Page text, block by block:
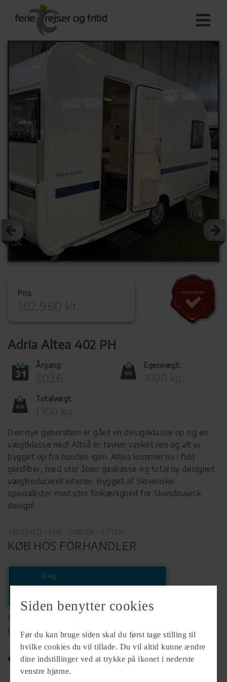
Pris:
Adria Altea 402 PH
Årgang: Egenvægt:
Totalvægt:
Den nye generation er gået en designklasse op og en
vægtklasse ned! Altså er tavlen vasket ren og alt er
bygget op fra bunden igen. Altea kommer nu i fuld
glasfiber, med stor åben gaskasse og total ny designet
vægtreduceret interiør. Bygget af Slovenske
speciallister med stor forkærlighed for Skandinavisk
design!
TRYGHED - FØR - UNDER - EFTER
KØB HOS FORHANDLER
Ring
+45 59464636
Se komplet info på forhandlerens
hjemmeside
Siden benytter cookies
Før du kan bruge siden skal du først tage stilling til
hvilke cookies du vil tillade. Du vil altid kunne ændre
dine indstillinger ved at trykke på ikonet i nederste
venstre hjørne.